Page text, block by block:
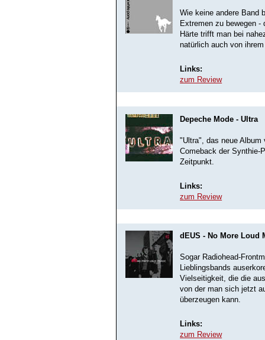
Wie keine andere Band
Extremen zu bewegen
Härte trifft man bei
natürlich auch von
Links:
zum Review
Depeche Mode - Ultra
"Ultra", das neue
Comeback der Synthie-
Zeitpunkt.
Links:
zum Review
dEUS - No More Loud
Sogar Radiohead-
Lieblingsbands
Vielseitigkeit, die die
von der man sich jetzt
überzeugen kann.
Links:
zum Review